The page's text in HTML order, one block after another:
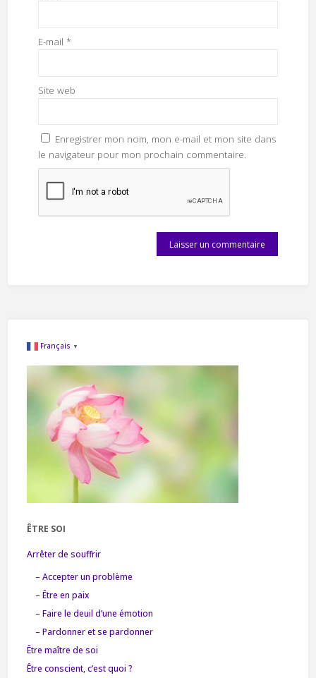
E-mail *
Site web
Enregistrer mon nom, mon e-mail et mon site dans
le navigateur pour mon prochain commentaire.
Français ▼
ÊTRE SOI
Arrêter de souffrir
– Accepter un problème
– Être en paix
– Faire le deuil d’une émotion
– Pardonner et se pardonner
Être maître de soi
Être conscient, c’est quoi ?